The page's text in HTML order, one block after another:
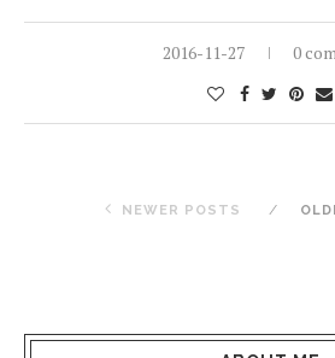
今年也差不多要過完了，也差不多該決定
2016-11-27 0